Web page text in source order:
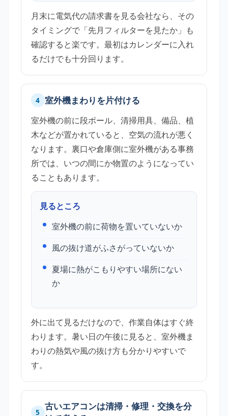
月末に電気代の請求書を見る会社なら、その
タイミングで「先月フィルターを見たか」も
確認すると楽です。最初はカレンダーに入れ
るだけでも十分回ります。
4 室外機まわりを片付ける
室外機の前に段ボール、清掃用具、備品、植
木などが置かれていると、空気の流れが悪く
なります。裏口や倉庫側に室外機がある事務
所では、いつの間にか物置のようになってい
ることもあります。
見るところ
室外機の前に荷物を置いていないか
風の抜け道がふさがっていないか
夏場に熱がこもりやすい場所にない
か
外に出て見るだけなので、作業自体はすぐ終
わります。暑い日の午後に見ると、室外機ま
わりの熱気や風の抜け方も分かりやすいで
す。
5
古いエアコンは清掃・修理・交換を分